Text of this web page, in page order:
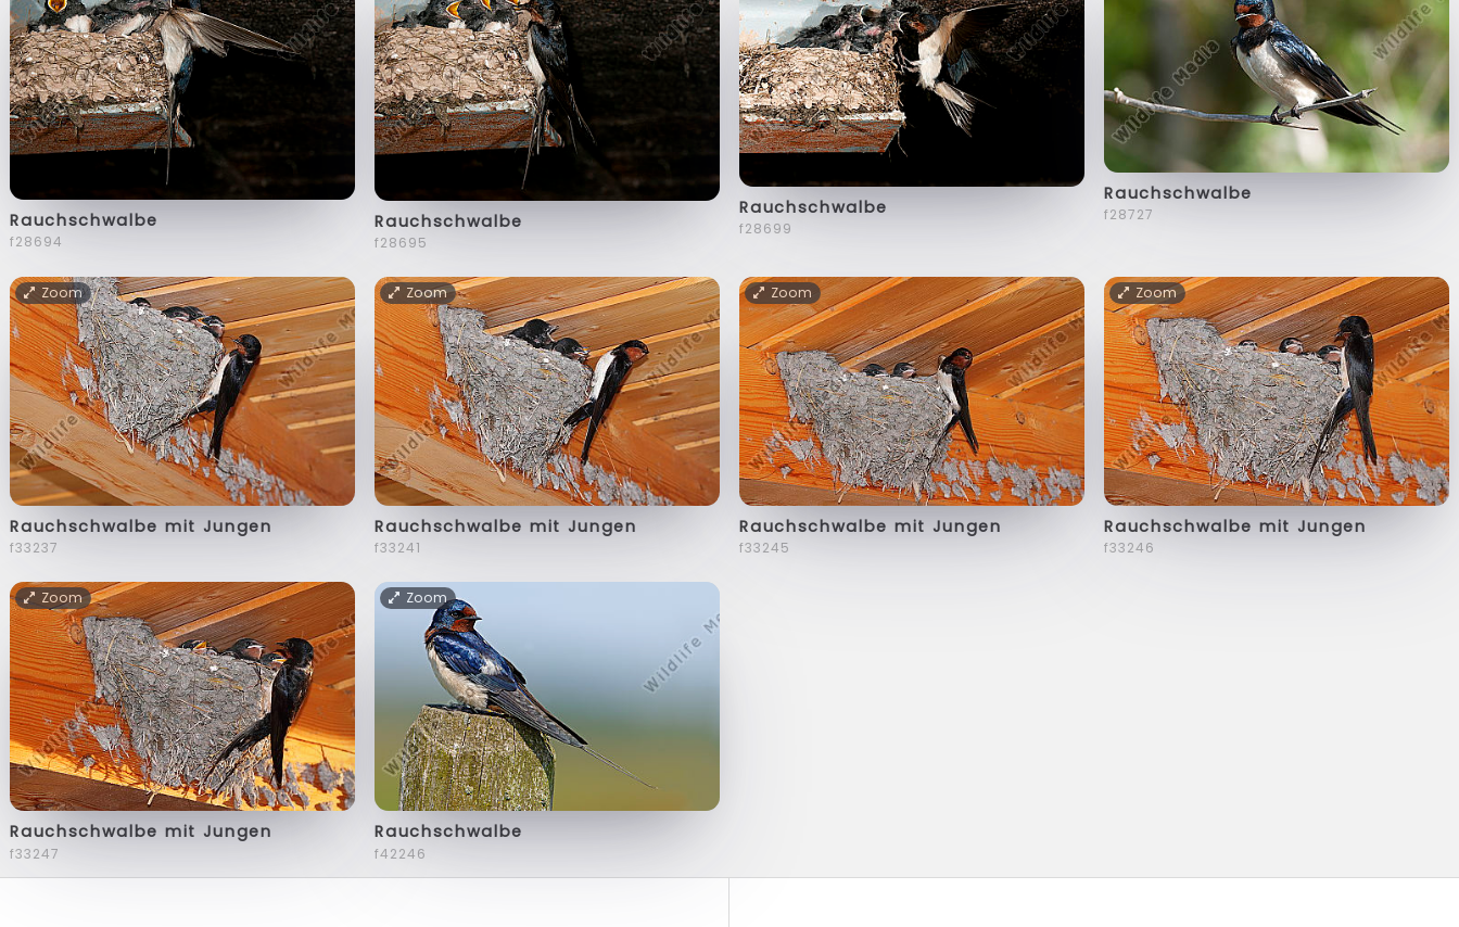
Rauchschwalbe
f28694
Rauchschwalbe
f28695
Rauchschwalbe
f28699
Rauchschwalbe
f28727
Zoom
Rauchschwalbe mit Jungen
f33237
Zoom
Rauchschwalbe mit Jungen
f33241
Zoom
Rauchschwalbe mit Jungen
f33245
Zoom
Rauchschwalbe mit Jungen
f33246
Zoom
Rauchschwalbe mit Jungen
f33247
Zoom
Rauchschwalbe
f42246